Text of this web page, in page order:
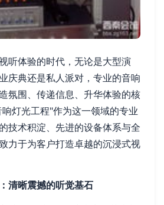
听体验的时代，无论是大型演
庆典还是私人派对，专业的音响
氛围、传递信息、升华体验的核
灯光工程"作为这一领域的专业
技术积淀、先进的设备体系与全
力于为客户打造卓越的沉浸式视
清晰震撼的听觉基石